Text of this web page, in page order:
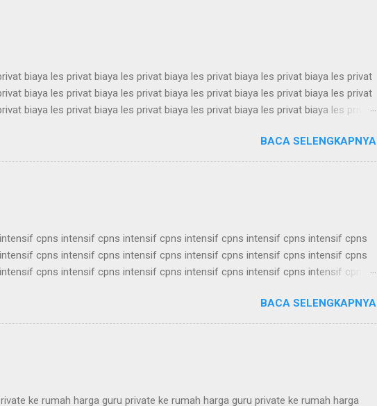
biaya les privat biaya les privat biaya les privat biaya les privat biaya les privat
biaya les privat biaya les privat biaya les privat biaya les privat biaya les privat
biaya les privat biaya les privat biaya les privat biaya les privat biaya les privat
biaya les privat biaya les privat biaya les privat biaya les privat biaya les privat
biaya les privat biaya les privat biaya les privat biaya les privat biaya les privat
biaya les privat biaya les privat biaya les privat biaya les privat biaya les ...
BACA SELENGKAPNYA
cpns intensif cpns intensif cpns intensif cpns intensif cpns intensif cpns
cpns intensif cpns intensif cpns intensif cpns intensif cpns intensif cpns
cpns intensif cpns intensif cpns intensif cpns intensif cpns intensif cpns
cpns intensif cpns intensif cpns intensif cpns intensif cpns intensif cpns
cpns intensif cpns intensif cpns intensif cpns intensif cpns intensif cpns
cpns intensif cpns intensif cpns intensif cpns intensif cpns intensif cpns
c...
BACA SELENGKAPNYA
ke rumah harga guru private ke rumah harga guru private ke rumah harga